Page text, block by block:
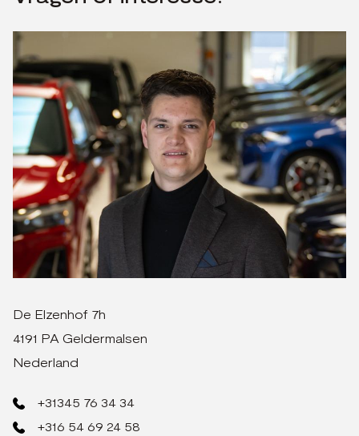
De Elzenhof 7h
4191 PA Geldermalsen
Nederland
+31345 76 34 34
+316 54 69 24 58